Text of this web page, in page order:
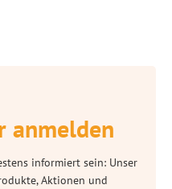
anmelden
informiert sein: Unser
Aktionen und